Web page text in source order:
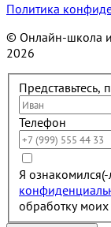
Политика
© Онлайн-школа
2026
Представьтесь,
Телефон
Я ознакомился(-
обработку